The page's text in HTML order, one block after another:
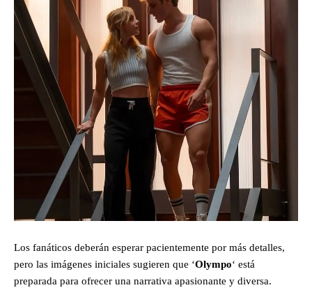
Los fanáticos deberán esperar pacientemente por más detalles,
pero las imágenes iniciales sugieren que ‘Olympo‘ está
preparada para ofrecer una narrativa apasionante y diversa.